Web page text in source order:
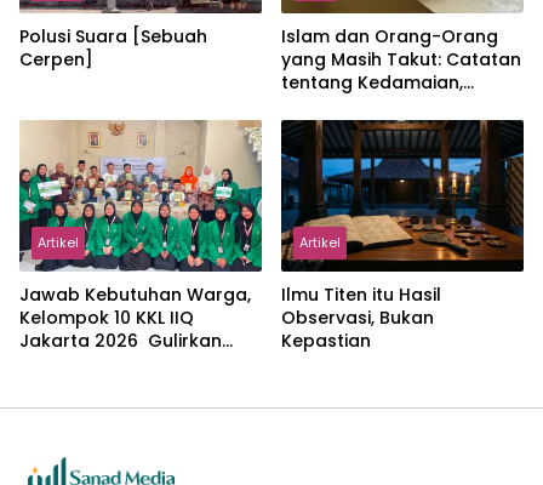
Polusi Suara [Sebuah
Cerpen]
Islam dan Orang-Orang
yang Masih Takut: Catatan
tentang Kedamaian,
dalam Pemikiran Masykuri
Abdillah
Artikel
Jawab Kebutuhan Warga,
Kelompok 10 KKL IIQ
Jakarta 2026 Gulirkan
Artikel
Ilmu Titen itu Hasil
Observasi, Bukan
Kepastian